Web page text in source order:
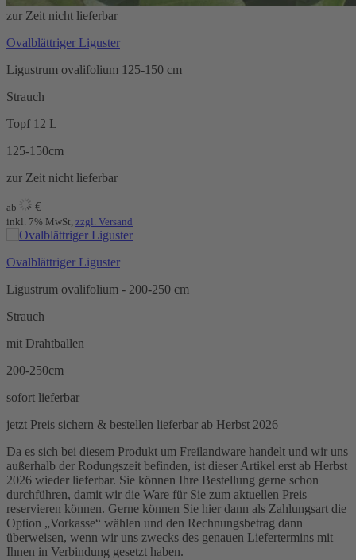
zur Zeit nicht lieferbar
Ovalblättriger Liguster
Ligustrum ovalifolium 125-150 cm
Strauch
Topf 12 L
125-150cm
zur Zeit nicht lieferbar
ab €
inkl. 7% MwSt, zzgl. Versand
Ovalblättriger Liguster
Ligustrum ovalifolium - 200-250 cm
Strauch
mit Drahtballen
200-250cm
sofort lieferbar
jetzt Preis sichern & bestellen lieferbar ab Herbst 2026
Da es sich bei diesem Produkt um Freilandware handelt und wir uns
außerhalb der Rodungszeit befinden, ist dieser Artikel erst ab Herbst
2026 wieder lieferbar. Sie können Ihre Bestellung gerne schon
durchführen, damit wir die Ware für Sie zum aktuellen Preis
reservieren können. Gerne können Sie hier dann als Zahlungsart die
Option „Vorkasse“ wählen und den Rechnungsbetrag dann
überweisen, wenn wir uns zwecks des genauen Liefertermins mit
Ihnen in Verbindung gesetzt haben.